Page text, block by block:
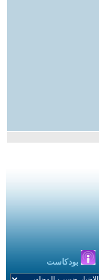
بودكاست